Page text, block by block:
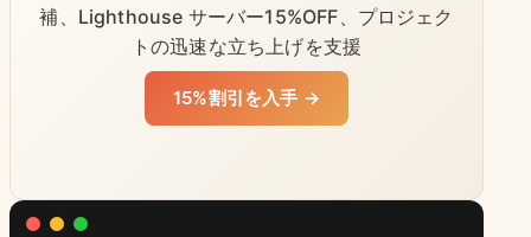
補、Lighthouse サーバー15%OFF、プロジェク
トの迅速な立ち上げを支援
15%割引を入手 →